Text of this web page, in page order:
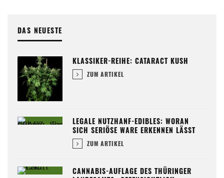
DAS NEUESTE
KLASSIKER-REIHE: CATARACT KUSH
ZUM ARTIKEL
LEGALE NUTZHANF-EDIBLES: WORAN
SICH SERIÖSE WARE ERKENNEN LÄSST
ZUM ARTIKEL
CANNABIS-AUFLAGE DES THÜRINGER